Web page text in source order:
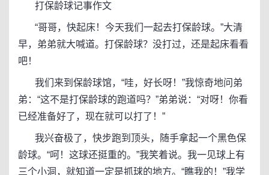
打保龄球记事作文
“哥哥，快起床！今天我们一起去打保龄球。”大清
早，弟弟就大喊道。打保龄球？没打过，还是起床看看
吧！
我们来到保龄球馆，“哇，好长呀！”我惊奇地问弟
弟：“这不是打保龄球的跑道吗？”弟弟说：“对呀！你看
已经准备好了，现在就可以打了！”
我兴奋极了，快步跑到顶头，随手拿起一个黑色保
龄球。“呵！这球还挺重的。”我笑着说。我一见球上有
三个小洞，就知道一定是抓球的地方。“瞧我的！”我学